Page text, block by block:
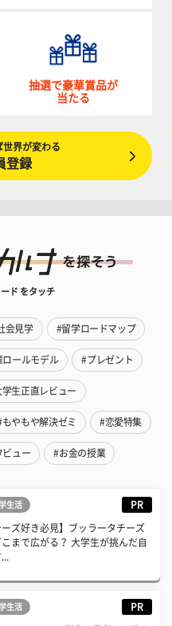
抽選で豪華賞品が
当たる
世界が変わる
登録
ド をタッチ
会見学 #留学ロードマップ
ロールモデル #プレゼント
学生正直レビュー
もやもや解決ゼミ #恋愛特集
ビュー #お金の授業
生活 PR
ーズ好き必見】ブッラータチーズ
こまで広がる？ 大学生が挑んだ自
生活 PR